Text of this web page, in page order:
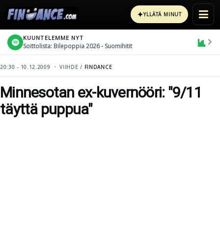
✦YLLÄTÄ MINUT
KUUNTELEMME NYT
Soittolista: Bilepoppia 2026 - Suomihitit
20:30 - 10.12.2009 VIIHDE / FINDANCE
Minnesotan ex-kuvernööri: "9/11
täyttä puppua"